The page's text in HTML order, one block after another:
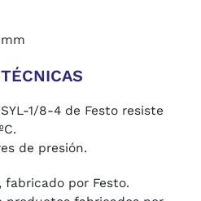
1/8-4 de Festo resiste
de presión.
por Festo.